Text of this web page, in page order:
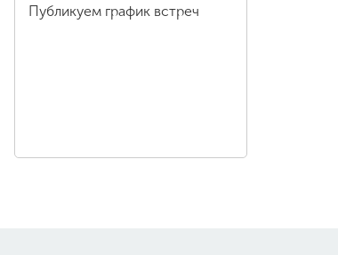
Публикуем график встреч